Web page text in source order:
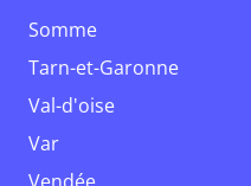
Somme
Tarn-et-Garonne
Val-d'oise
Var